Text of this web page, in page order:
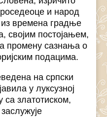
и народ
из времена градње
својим постојањем,
промену сазнања о
подацима.
на српски
у луксузној
златотиском,